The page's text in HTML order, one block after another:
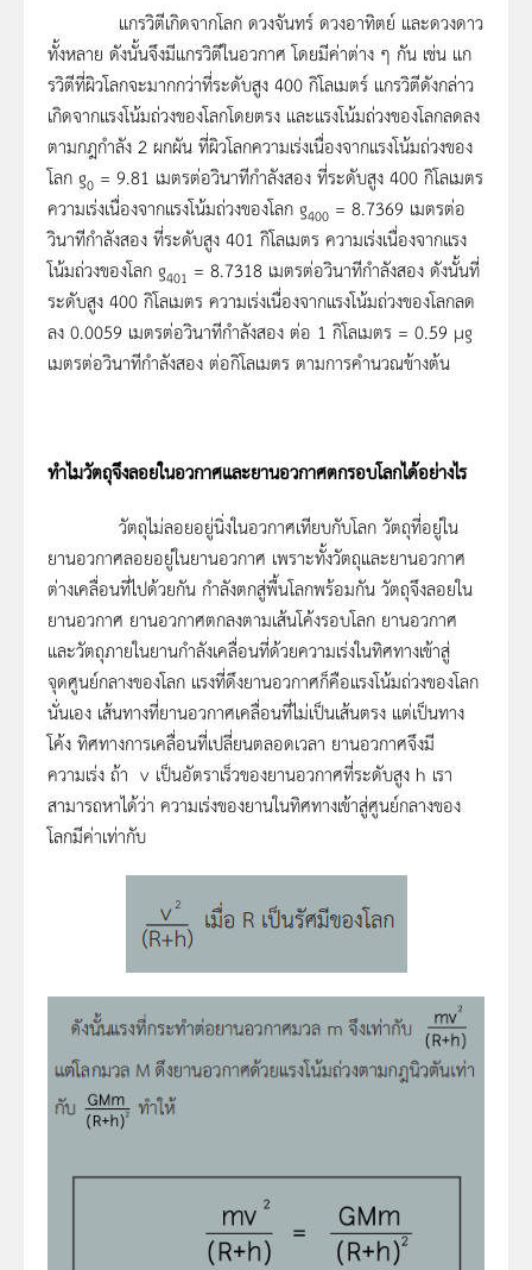
แกรวิตีเกิดจากโลก ดวงจันทร์ ดวงอาทิตย์ และดวงดาว
ทั้งหลาย ดังนั้นจึงมีแกรวิตีในอวกาศ โดยมีค่าต่าง ๆ กัน เช่น แก
รวิตีที่ผิวโลกจะมากกว่าที่ระดับสูง 400 กิโลเมตร์ แกรวิตีดังกล่าว
เกิดจากแรงโน้มถ่วงของโลกโดยตรง และแรงโน้มถ่วงของโลกลดลง
ตามกฎกำลัง 2 ผกผัน ที่ผิวโลกความเร่งเนื่องจากแรงโน้มถ่วงของ
โลก g0 = 9.81 เมตรต่อวินาทีกำลังสอง ที่ระดับสูง 400 กิโลเมตร
ความเร่งเนื่องจากแรงโน้มถ่วงของโลก g400 = 8.7369 เมตรต่อ
วินาทีกำลังสอง ที่ระดับสูง 401 กิโลเมตร ความเร่งเนื่องจากแรง
โน้มถ่วงของโลก g401 = 8.7318 เมตรต่อวินาทีกำลังสอง ดังนั้นที่
ระดับสูง 400 กิโลเมตร ความเร่งเนื่องจากแรงโน้มถ่วงของโลกลด
ลง 0.0059 เมตรต่อวินาทีกำลังสอง ต่อ 1 กิโลเมตร = 0.59 µg
เมตรต่อวินาทีกำลังสอง ต่อกิโลเมตร ตามการคำนวณข้างต้น
ทำไมวัตถุจึงลอยในอวกาศและยานอวกาศตกรอบโลกได้อย่างไร
วัตถุไม่ลอยอยู่นิ่งในอวกาศเทียบกับโลก วัตถุที่อยู่ใน
ยานอวกาศลอยอยู่ในยานอวกาศ เพราะทั้งวัตถุและยานอวกาศ
ต่างเคลื่อนที่ไปด้วยกัน กำลังตกสู่พื้นโลกพร้อมกัน วัตถุจึงลอยใน
ยานอวกาศ ยานอวกาศตกลงตามเส้นโค้งรอบโลก ยานอวกาศ
และวัตถุภายในยานกำลังเคลื่อนที่ด้วยความเร่งในทิศทางเข้าสู่
จุดศูนย์กลางของโลก แรงที่ดึงยานอวกาศก็คือแรงโน้มถ่วงของโลก
นั่นเอง เส้นทางที่ยานอวกาศเคลื่อนที่ไม่เป็นเส้นตรง แต่เป็นทาง
โค้ง ทิศทางการเคลื่อนที่เปลี่ยนตลอดเวลา ยานอวกาศจึงมี
ความเร่ง ถ้า v เป็นอัตราเร็วของยานอวกาศที่ระดับสูง h เรา
สามารถหาได้ว่า ความเร่งของยานในทิศทางเข้าสู่ศูนย์กลางของ
โลกมีค่าเท่ากับ